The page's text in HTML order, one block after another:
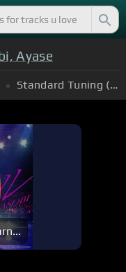
Ayase
Standard Tuning (EADGBE)